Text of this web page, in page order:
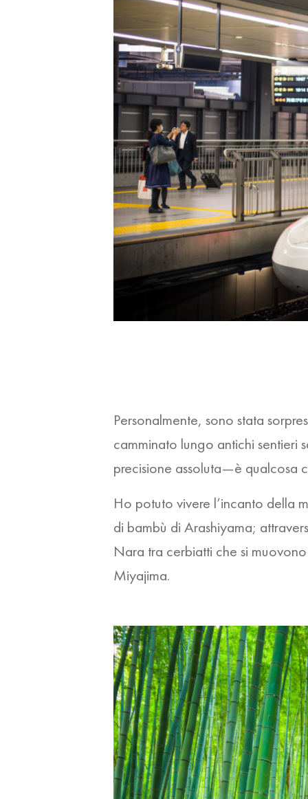
Personalmente, sono stata
camminato lungo antichi sentieri
precisione assoluta—è qualcosa
Ho potuto vivere l’incanto della
di bambù di Arashiyama;
Nara tra cerbiatti che si
Miyajima.